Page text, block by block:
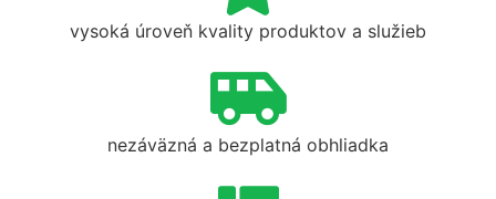
vysoká úroveň kvality produktov a služieb
nezáväzná a bezplatná obhliadka